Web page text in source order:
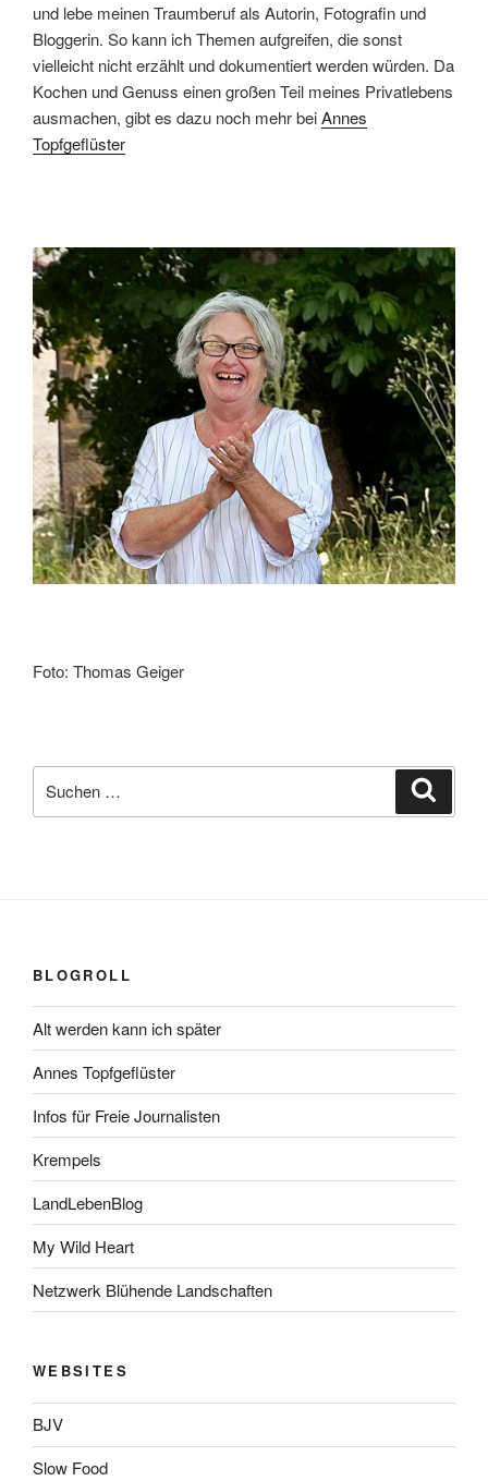
und lebe meinen Traumberuf als Autorin, Fotografin und
Bloggerin. So kann ich Themen aufgreifen, die sonst
vielleicht nicht erzählt und dokumentiert werden würden. Da
Kochen und Genuss einen großen Teil meines Privatlebens
ausmachen, gibt es dazu noch mehr beiAnnes
Topfgeflüster
Foto: Thomas Geiger
nach:
BLOGROLL
Alt werden kann ich später
Annes Topfgeflüster
Infos für Freie Journalisten
Krempels
LandLebenBlog
My Wild Heart
Netzwerk Blühende Landschaften
WEBSITES
BJV
Slow Food